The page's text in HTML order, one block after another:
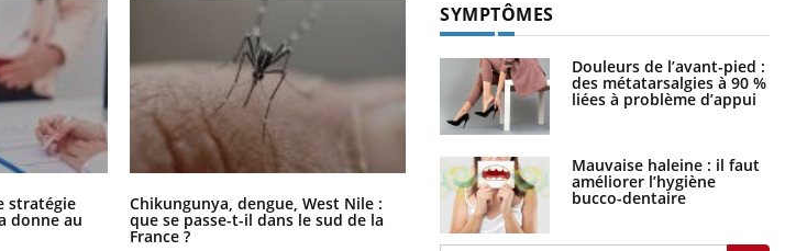
stratégie
donne au
Chikungunya, dengue, West Nile :
que se passe-t-il dans le sud de la
France ?
Les médicaments GLP-1 protègent-
ils aussi les os ?
SYMPTÔMES
Douleurs de l’avant-pied :
des métatarsalgies à 90 %
liées à problème d’appui
Mauvaise haleine : il faut
améliorer l’hygiène
bucco-dentaire